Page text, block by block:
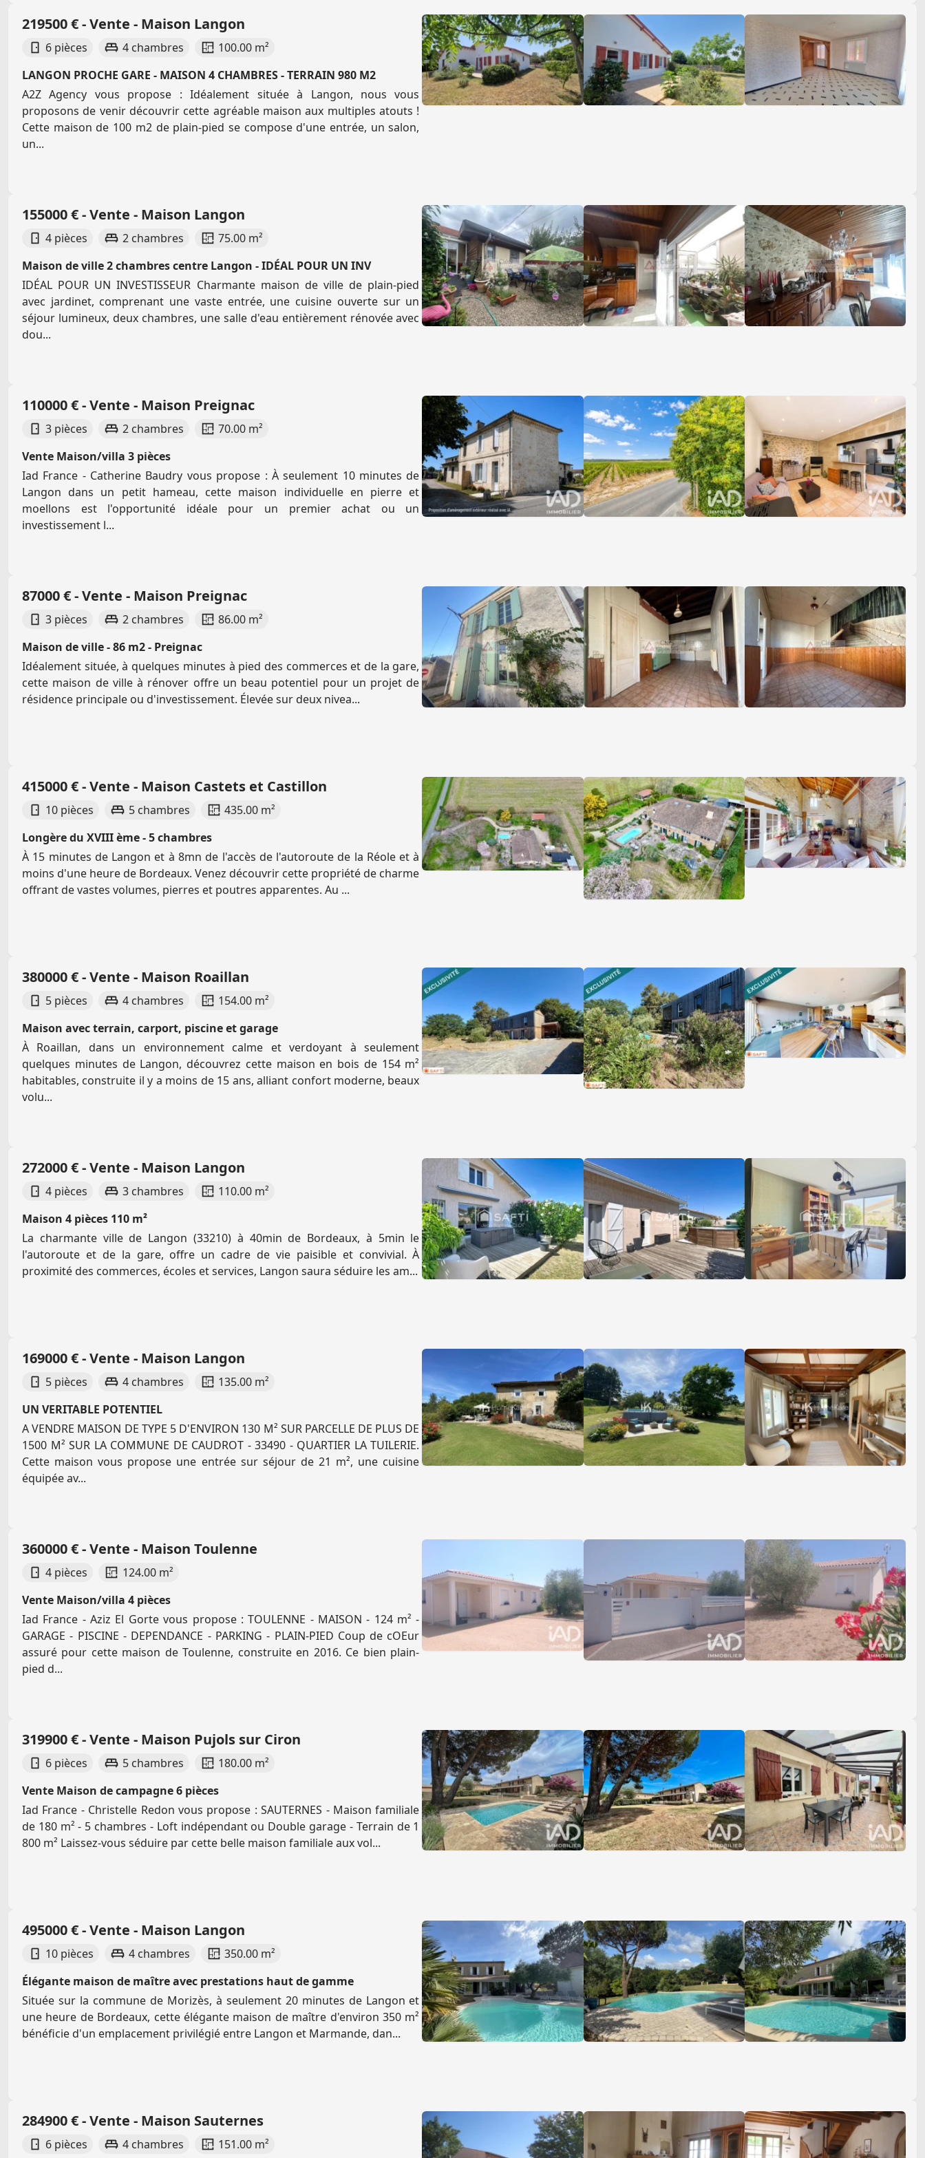
219500 € - Vente - Maison Langon
6 pièces 4 chambres
100.00 m²
LANGON PROCHE GARE - MAISON 4 CHAMBRES - TERRAIN 980 M2
A2Z Agency vous propose : Idéalement située à Langon, nous vous
proposons de venir découvrir cette agréable maison aux multiples atouts !
Cette maison de 100 m2 de plain-pied se compose d'une entrée, un salon,
un...
155000 € - Vente - Maison Langon
4 pièces 2 chambres
75.00 m²
Maison de ville 2 chambres centre Langon - IDÉAL POUR UN INV
IDÉAL POUR UN INVESTISSEUR Charmante maison de ville de plain-pied
avec jardinet, comprenant une vaste entrée, une cuisine ouverte sur un
séjour lumineux, deux chambres, une salle d'eau entièrement rénovée avec
dou...
110000 € - Vente - Maison Preignac
3 pièces 2 chambres
70.00 m²
Vente Maison/villa 3 pièces
Iad France - Catherine Baudry vous propose : À seulement 10 minutes de
Langon dans un petit hameau, cette maison individuelle en pierre et
moellons est l'opportunité idéale pour un premier achat ou un
investissement l...
87000 € - Vente - Maison Preignac
3 pièces 2 chambres
86.00 m²
Maison de ville - 86 m2 - Preignac
Idéalement située, à quelques minutes à pied des commerces et de la gare,
cette maison de ville à rénover offre un beau potentiel pour un projet de
résidence principale ou d'investissement. Élevée sur deux nivea...
415000 € - Vente - Maison Castets et Castillon
10 pièces 5 chambres
435.00 m²
Longère du XVIII ème - 5 chambres
À 15 minutes de Langon et à 8mn de l'accès de l'autoroute de la Réole et à
moins d'une heure de Bordeaux. Venez découvrir cette propriété de charme
offrant de vastes volumes, pierres et poutres apparentes. Au ...
380000 € - Vente - Maison Roaillan
5 pièces 4 chambres
154.00 m²
Maison avec terrain, carport, piscine et garage
À Roaillan, dans un environnement calme et verdoyant à seulement
quelques minutes de Langon, découvrez cette maison en bois de 154 m²
habitables, construite il y a moins de 15 ans, alliant confort moderne, beaux
volu...
272000 € - Vente - Maison Langon
4 pièces 3 chambres
110.00 m²
Maison 4 pièces 110 m²
La charmante ville de Langon (33210) à 40min de Bordeaux, à 5min le
l'autoroute et de la gare, offre un cadre de vie paisible et convivial. À
proximité des commerces, écoles et services, Langon saura séduire les am...
169000 € - Vente - Maison Langon
5 pièces 4 chambres
135.00 m²
UN VERITABLE POTENTIEL
A VENDRE MAISON DE TYPE 5 D'ENVIRON 130 M² SUR PARCELLE DE PLUS DE
1500 M² SUR LA COMMUNE DE CAUDROT - 33490 - QUARTIER LA TUILERIE.
Cette maison vous propose une entrée sur séjour de 21 m², une cuisine
équipée av...
360000 € - Vente - Maison Toulenne
4 pièces
124.00 m²
Vente Maison/villa 4 pièces
Iad France - Aziz El Gorte vous propose : TOULENNE - MAISON - 124 m² -
GARAGE - PISCINE - DEPENDANCE - PARKING - PLAIN-PIED Coup de cOEur
assuré pour cette maison de Toulenne, construite en 2016. Ce bien plain-
pied d...
319900 € - Vente - Maison Pujols sur Ciron
6 pièces 5 chambres
180.00 m²
Vente Maison de campagne 6 pièces
Iad France - Christelle Redon vous propose : SAUTERNES - Maison familiale
de 180 m² - 5 chambres - Loft indépendant ou Double garage - Terrain de 1
800 m² Laissez-vous séduire par cette belle maison familiale aux vol...
495000 € - Vente - Maison Langon
10 pièces 4 chambres
350.00 m²
Élégante maison de maître avec prestations haut de gamme
Située sur la commune de Morizès, à seulement 20 minutes de Langon et
une heure de Bordeaux, cette élégante maison de maître d'environ 350 m²
bénéficie d'un emplacement privilégié entre Langon et Marmande, dan...
284900 € - Vente - Maison Sauternes
6 pièces 4 chambres 151.00 m²